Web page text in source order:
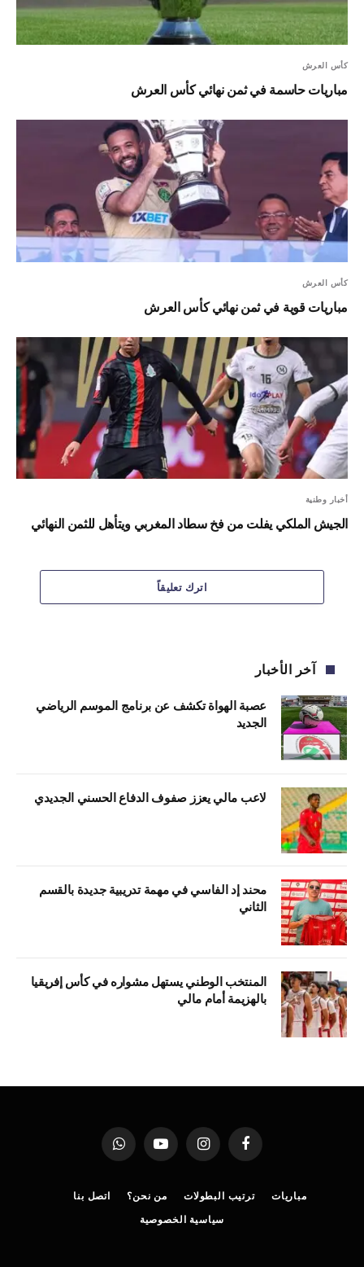
كأس العرش
مباريات حاسمة في ثمن نهائي كأس العرش
كأس العرش
مباريات قوية في ثمن نهائي كأس العرش
أخبار وطنية
الجيش الملكي يفلت من فخ سطاد المغربي ويتأهل للثمن النهائي
اترك تعليقاً
آخر الأخبار
عصبة الهواة تكشف عن برنامج الموسم الرياضي
الجديد
لاعب مالي يعزز صفوف الدفاع الحسني الجديدي
محند إد الفاسي في مهمة تدريبية جديدة بالقسم
الثاني
المنتخب الوطني يستهل مشواره في كأس إفريقيا
بالهزيمة أمام مالي
فيسبوك الانستغراميوتيوب واتساب
مباريات ترتيب البطولات من نحن؟
اتصل بنا
سياسية الخصوصية